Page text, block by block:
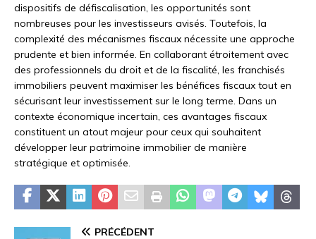
dispositifs de défiscalisation, les opportunités sont
nombreuses pour les investisseurs avisés. Toutefois, la
complexité des mécanismes fiscaux nécessite une approche
prudente et bien informée. En collaborant étroitement avec
des professionnels du droit et de la fiscalité, les franchisés
immobiliers peuvent maximiser les bénéfices fiscaux tout en
sécurisant leur investissement sur le long terme. Dans un
contexte économique incertain, ces avantages fiscaux
constituent un atout majeur pour ceux qui souhaitent
développer leur patrimoine immobilier de manière
stratégique et optimisée.
PRÉCÉDENT